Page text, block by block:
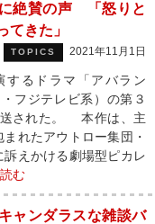
絶賛の声 「怒りと
てきた」
TOPICS 2021年11月1日
るドラマ「アバラン
フジテレビ系）の第３
送された。 本作は、主
れたアウトロー集団・
えかける劇場型ピカレ
む
ャンダラスな雑談バ